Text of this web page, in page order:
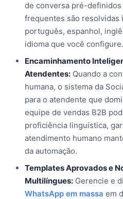
de conversa pré-
frequentes são resolvidas
português, espanhol,
idioma que você configure.
Encaminhamento
Atendentes: Quando a
humana, o sistema da
para o atendente que
equipe de vendas B2B
proficiência linguística,
atendimento humano
da automação.
Templates Aprovados e
Multilíngues: Gerencie e
WhatsApp em massa em